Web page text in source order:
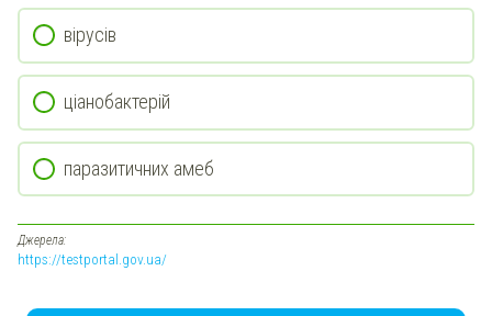
вірусів
ціанобактерій
паразитичних амеб
Джерела:
https://testportal.gov.ua/